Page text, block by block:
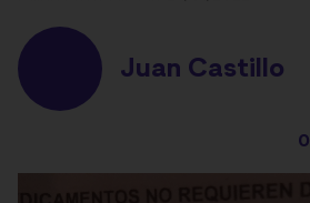
Juan Castillo
0